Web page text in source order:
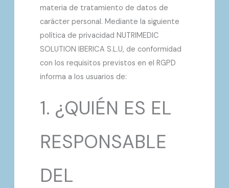
materia de tratamiento de datos de
carácter personal. Mediante la siguiente
política de privacidad NUTRIMEDIC
SOLUTION IBERICA S.L.U, de conformidad
con los requisitos previstos en el RGPD
informa a los usuarios de:
1. ¿QUIÉN ES EL
RESPONSABLE
DEL